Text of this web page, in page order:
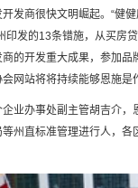
发商很快文明崛起。“健
发的13条错施，从买房
的开发重大成果，参加
网站将将持续能够恩施
业办事处副主管胡吉介
州直标准管理进行人，